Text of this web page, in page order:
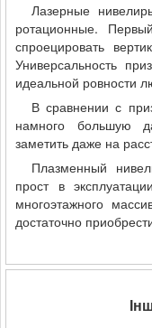
Лазерные
ротационные.
спроецировать
Универсальность
идеальной ровности
В сравнении с
намного большую
заметить даже на
Плазменный
прост в
многоэтажного
достаточно